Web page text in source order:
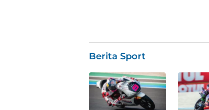
Berita Sport